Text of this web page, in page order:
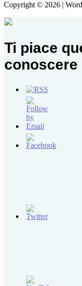
Copyright © 2026 |
Ti piace
conoscere